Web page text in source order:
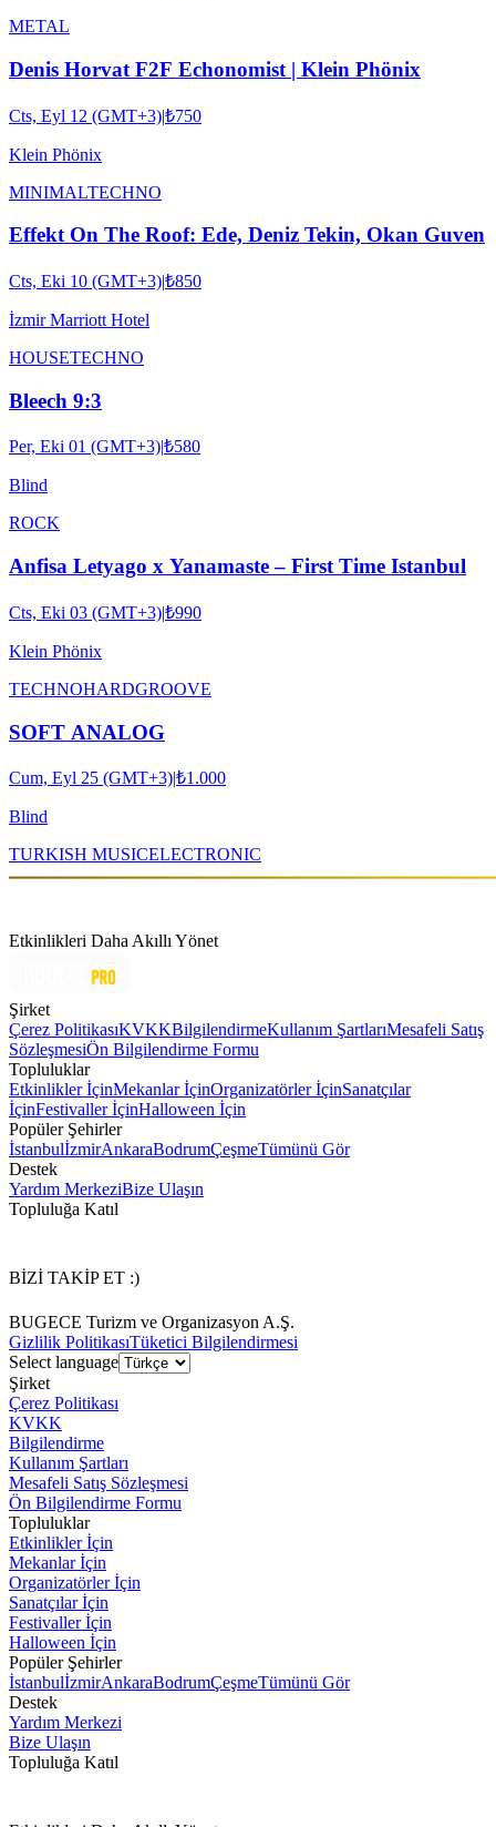
METAL
Denis Horvat F2F Echonomist | Klein Phönix
Cts, Eyl 12 (GMT+3)|₺750
Klein Phönix
MINIMALTECHNO
Effekt On The Roof: Ede, Deniz Tekin, Okan Guven
Cts, Eki 10 (GMT+3)|₺850
İzmir Marriott Hotel
HOUSETECHNO
Bleech 9:3
Per, Eki 01 (GMT+3)|₺580
Blind
ROCK
Anfisa Letyago x Yanamaste – First Time Istanbul
Cts, Eki 03 (GMT+3)|₺990
Klein Phönix
TECHNOHARDGROOVE
SOFT ANALOG
Cum, Eyl 25 (GMT+3)|₺1.000
Blind
TURKISH MUSICELECTRONIC
Etkinlikleri Daha Akıllı Yönet
Şirket
Çerez PolitikasıKVKKBilgilendirmeKullanım ŞartlarıMesafeli Satış
SözleşmesiÖn Bilgilendirme Formu
Topluluklar
Etkinlikler İçinMekanlar İçinOrganizatörler İçinSanatçılar
İçinFestivaller İçinHalloween İçin
Popüler Şehirler
İstanbulİzmirAnkaraBodrumÇeşmeTümünü Gör
Destek
Yardım MerkeziBize Ulaşın
Topluluğa Katıl
BİZİ TAKİP ET :)
BUGECE Turizm ve Organizasyon A.Ş.
Gizlilik PolitikasıTüketici Bilgilendirmesi
Select language
Şirket
Çerez Politikası
KVKK
Bilgilendirme
Kullanım Şartları
Mesafeli Satış Sözleşmesi
Ön Bilgilendirme Formu
Topluluklar
Etkinlikler İçin
Mekanlar İçin
Organizatörler İçin
Sanatçılar İçin
Festivaller İçin
Halloween İçin
Popüler Şehirler
İstanbulİzmirAnkaraBodrumÇeşmeTümünü Gör
Destek
Yardım Merkezi
Bize Ulaşın
Topluluğa Katıl